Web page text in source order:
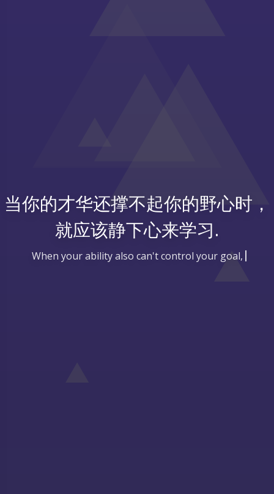
当你的才华还撑不起你的野心时，
就应该静下心来学习.
When your ability also can't control your goal, you shou